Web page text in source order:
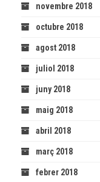
novembre 2018
octubre 2018
agost 2018
juliol 2018
juny 2018
maig 2018
abril 2018
març 2018
febrer 2018